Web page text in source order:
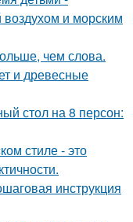
и морским
чем слова.
и древесные
стол на 8 персон:
стиле - это
инструкция